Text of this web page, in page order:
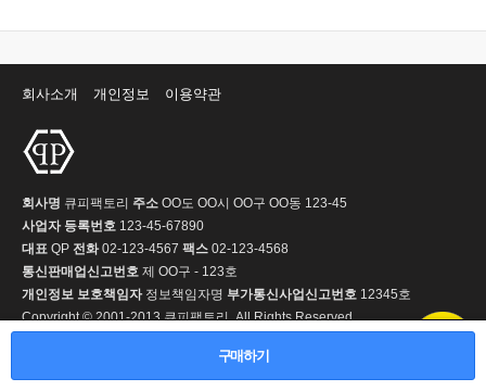
구매하기
회사소개 개인정보 이용약관
회사명 큐피팩토리 주소 OO도 OO시 OO구 OO동 123-45
사업자 등록번호 123-45-67890
대표 QP 전화02-123-4567 팩스 02-123-4568
통신판매업신고번호 제 OO구 - 123호
개인정보 보호책임자정보책임자명 부가통신사업신고번호 12345호
Copyright © 2001-2013 큐피팩토리. All Rights Reserved.
PC 버전